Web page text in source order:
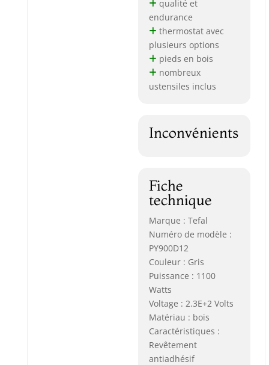
qualité et
endurance
thermostat avec
plusieurs options
pieds en bois
nombreux
ustensiles inclus
Inconvénients
Fiche
technique
Marque : Tefal
Numéro de modèle :
PY900D12
Couleur : Gris
Puissance : 1100
Watts
Voltage : 2.3E+2 Volts
Matériau : bois
Caractéristiques :
Revêtement
antiadhésif